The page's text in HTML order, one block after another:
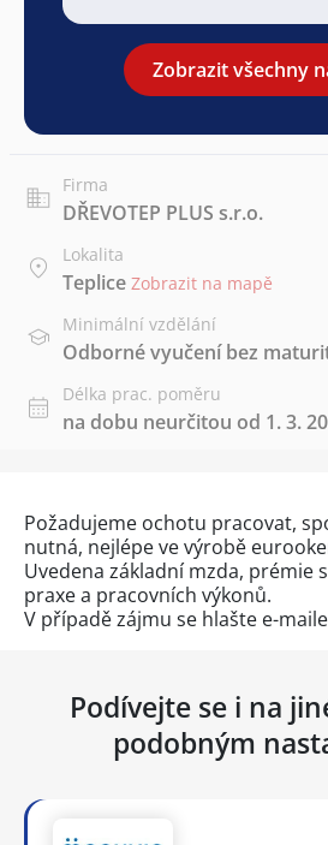
Zobrazit všechny
Firma
DŘEVOTEP PLUS s.r.o.
Lokalita
Teplice Zobrazit na mapě
Minimální vzdělání
Odborné vyučení bez
Délka prac. poměru
na dobu neurčitou od 1. 3.
Požadujeme ochotu pracovat,
nutná, nejlépe ve výrobě
Uvedena základní mzda, prémie
praxe a pracovních výkonů.
V případě zájmu se hlašte e-
Podívejte se i na
podobným